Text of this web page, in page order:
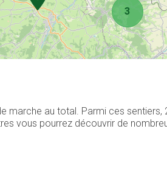
3
au total. Parmi ces
vous pourrez découvrir de